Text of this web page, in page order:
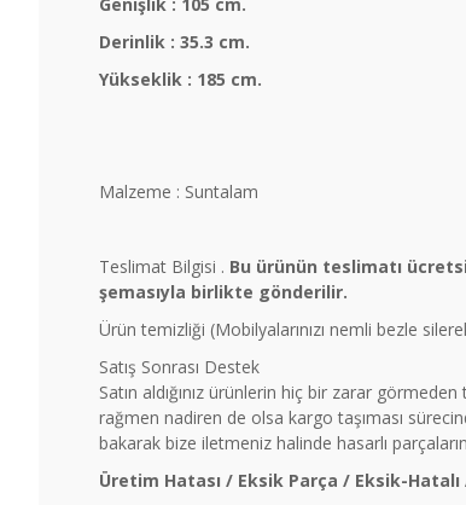
Derinlik : 35.3 cm.
Yükseklik : 185 cm.
Malzeme : Suntalam
Teslimat Bilgisi . Bu ürünün teslimatı
şemasıyla birlikte gönderilir.
Ürün temizliği (Mobilyalarınızı nemli bezle
Satış Sonrası Destek
Satın aldığınız ürünlerin hiç bir zarar
rağmen nadiren de olsa kargo taşıması
bakarak bize iletmeniz halinde hasarlı
Üretim Hatası / Eksik Parça / Eksik-